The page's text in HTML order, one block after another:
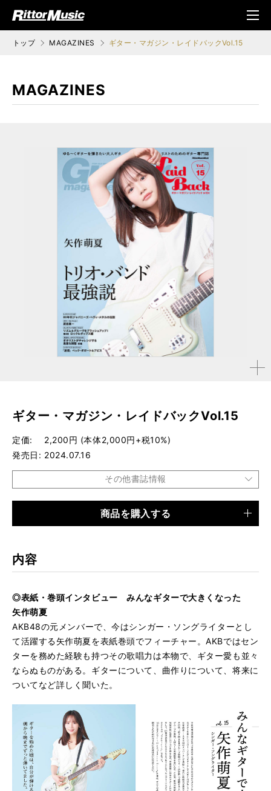
ジック (Rittor Musi
メニ
ュ
トップ MAGAZINES ギター・マガジン・レイドバックVol.15
MAGAZINES
拡大す
ギター・マガジン・レイドバックVol.15
定価
2,200円 (本体2,000円+税10%)
発売日
2024.07.16
その他書誌情報
商品を購入する
内容
◎表紙・巻頭インタビュー みんなギターで大きくなった
矢作萌夏
AKB48の元メンバーで、今はシンガー・ソングライターとし
て活躍する矢作萌夏を表紙巻頭でフィーチャー。AKBではセン
ターを務めた経験も持つその歌唱力は本物で、ギター愛も並々
ならぬものがある。ギターについて、曲作りについて、将来に
ついてなど詳しく聞いた。